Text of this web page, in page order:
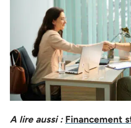
A lire aussi : Financement